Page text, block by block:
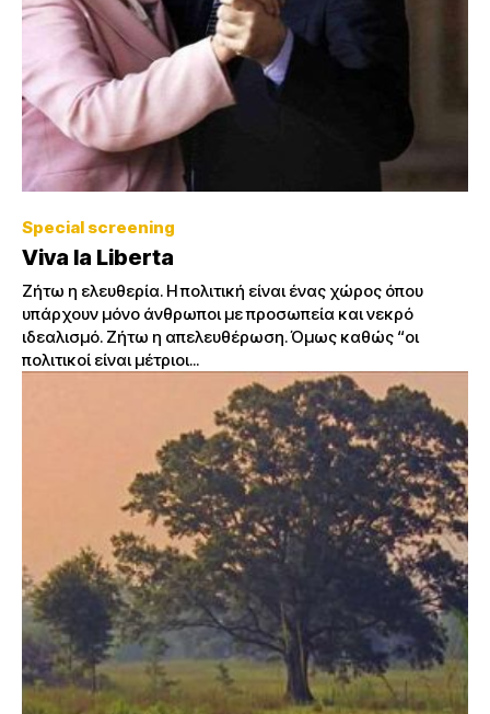
Special screening
Viva la Liberta
Ζήτω η ελευθερία. Η πολιτική είναι ένας χώρος όπου
υπάρχουν μόνο άνθρωποι με προσωπεία και νεκρό
ιδεαλισμό. Ζήτω η απελευθέρωση. Όμως καθώς “οι
πολιτικοί είναι μέτριοι...